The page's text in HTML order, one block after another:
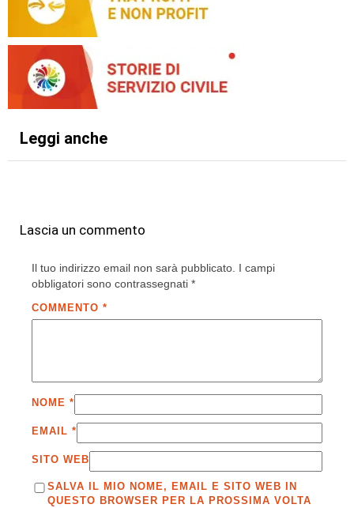
Leggi anche
Lascia un commento
Il tuo indirizzo email non sarà pubblicato. I campi
obbligatori sono contrassegnati *
COMMENTO *
NOME *
EMAIL *
SITO WEB
SALVA IL MIO NOME, EMAIL E SITO WEB IN
QUESTO BROWSER PER LA PROSSIMA VOLTA